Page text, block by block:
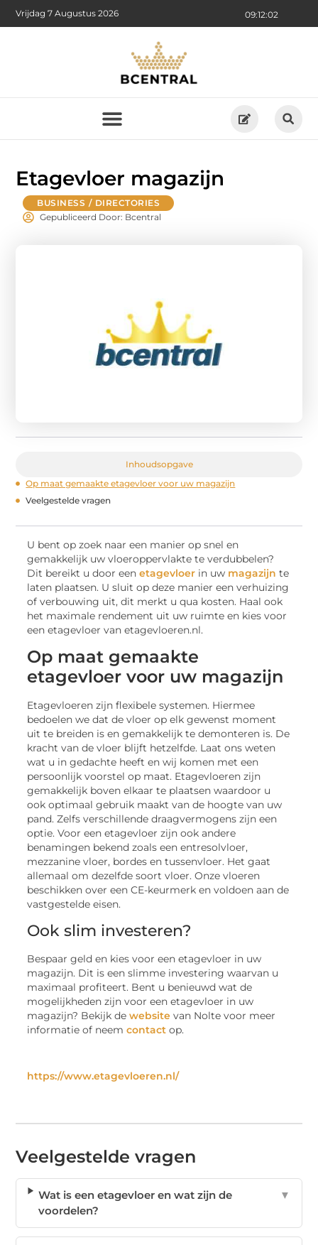
09:12:03
Vrijdag 7 Augustus 2026
Etagevloer magazijn
BUSINESS / DIRECTORIES
Gepubliceerd Door: Bcentral
Inhoudsopgave
Op maat gemaakte etagevloer voor uw magazijn
Veelgestelde vragen
U bent op zoek naar een manier op snel en
gemakkelijk uw vloeroppervlakte te verdubbelen?
Dit bereikt u door eenetagevloer in uw magazijnte
laten plaatsen. U sluit op deze manier een verhuizing
of verbouwing uit, dit merkt u qua kosten. Haal ook
het maximale rendement uit uw ruimte en kies voor
een etagevloer van etagevloeren.nl.
Op maat gemaakte
etagevloer voor uw magazijn
Etagevloeren zijn flexibele systemen. Hiermee
bedoelen we dat de vloer op elk gewenst moment
uit te breiden is en gemakkelijk te demonteren is. De
kracht van de vloer blijft hetzelfde. Laat ons weten
wat u in gedachte heeft en wij komen met een
persoonlijk voorstel op maat. Etagevloeren zijn
gemakkelijk boven elkaar te plaatsen waardoor u
ook optimaal gebruik maakt van de hoogte van uw
pand. Zelfs verschillende draagvermogens zijn een
optie. Voor een etagevloer zijn ook andere
benamingen bekend zoals een entresolvloer,
mezzanine vloer, bordes en tussenvloer. Het gaat
allemaal om dezelfde soort vloer. Onze vloeren
beschikken over een CE-keurmerk en voldoen aan de
vastgestelde eisen.
Ook slim investeren?
Bespaar geld en kies voor een etagevloer in uw
magazijn. Dit is een slimme investering waarvan u
maximaal profiteert. Bent u benieuwd wat de
mogelijkheden zijn voor een etagevloer in uw
magazijn? Bekijk dewebsitevan Nolte voor meer
informatie of neemcontactop.
https://www.etagevloeren.nl/
Veelgestelde vragen
Wat is een etagevloer en wat zijn de
voordelen?
▼